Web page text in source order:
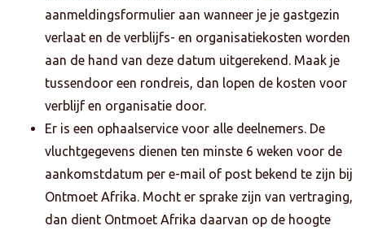
aanmeldingsformulier aan wanneer je je gastgezin
verlaat en de verblijfs- en organisatiekosten worden
aan de hand van deze datum uitgerekend. Maak je
tussendoor een rondreis, dan lopen de kosten voor
verblijf en organisatie door.
Er is een ophaalservice voor alle deelnemers. De
vluchtgegevens dienen ten minste 6 weken voor de
aankomstdatum per e-mail of post bekend te zijn bij
Ontmoet Afrika. Mocht er sprake zijn van vertraging,
dan dient Ontmoet Afrika daarvan op de hoogte